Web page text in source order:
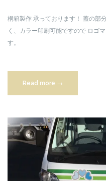
桐箱製作 承っております！ 蓋の部
く、カラー印刷可能ですので ロゴ
す。
Read more “桐
箱”
→